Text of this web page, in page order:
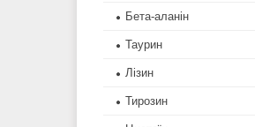
Бета-аланін
Таурин
Лізин
Тирозин